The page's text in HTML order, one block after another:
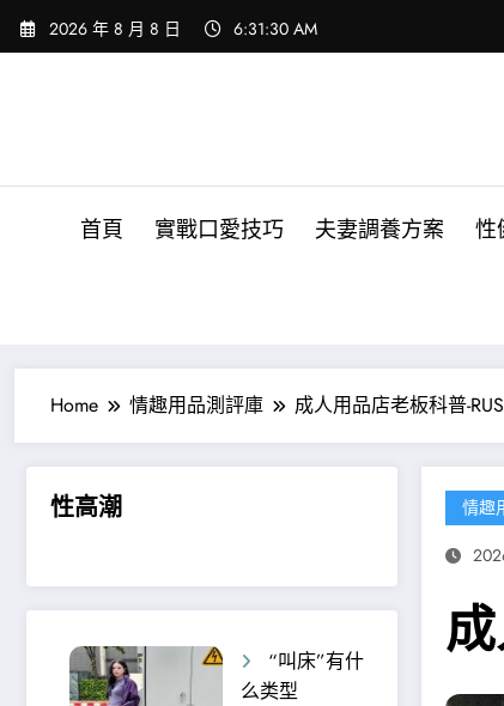
Skip
2026 年 8 月 8 日 6:31:31 AM
首頁 實戰口愛技巧 夫妻調養方案 性
Home 情趣用品測評庫 成人用品店老板科普-
性高潮
“叫床”有什
么类型
情趣